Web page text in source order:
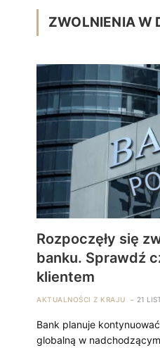
ZWOLNIENIA W
Rozpoczęły się
banku. Sprawdź
klientem
AKTUALNOŚCI Z KRAJU 21
Bank planuje
globalną w